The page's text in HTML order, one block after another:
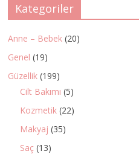
Kategoriler
Anne – Bebek (20)
Genel (19)
Güzellik (199)
Cilt Bakımı (5)
Kozmetik (22)
Makyaj (35)
Saç (13)